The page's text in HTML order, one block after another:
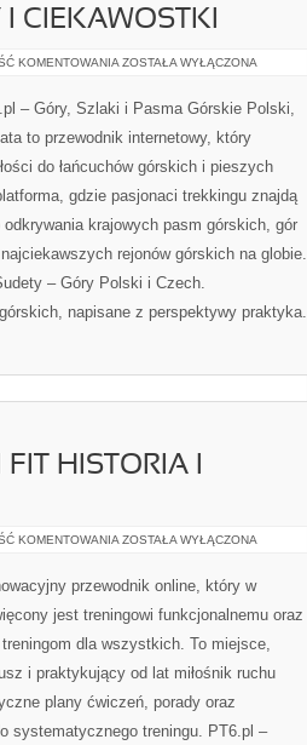
CIEKAWOSTKI
KOMENTOWANIA GÓRY
WYPRAWY
ZOSTAŁA WYŁĄCZONA
– Góry, Szlaki i Pasma Górskie Polski,
to przewodnik internetowy, który
do łańcuchów górskich i pieszych
gdzie pasjonaci trekkingu znajdą
odkrywania krajowych pasm górskich, gór
rejonów górskich na globie.
– Góry Polski i Czech.
napisane z perspektywy praktyka.
HISTORIA I
KOMENTOWANIA DIETA
FIT
I
TRENINGU
ZOSTAŁA WYŁĄCZONA
przewodnik online, który w
jest treningowi funkcjonalnemu oraz
dla wszystkich. To miejsce,
i praktykujący od lat miłośnik ruchu
plany ćwiczeń, porady oraz
systematycznego treningu. PT6.pl –